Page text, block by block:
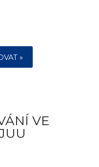
»
VE